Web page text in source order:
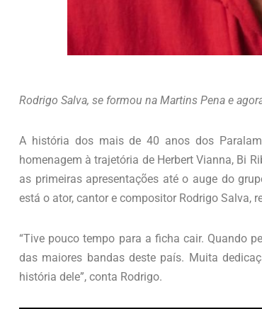
Rodrigo Salva, se formou na Martins Pena e
A história dos mais de 40 anos dos
homenagem à trajetória de Herbert Vianna, Bi
as primeiras apresentações até o auge do
está o ator, cantor e compositor Rodrigo Salva,
“Tive pouco tempo para a ficha cair. Quando
das maiores bandas deste país. Muita
história dele”, conta Rodrigo.